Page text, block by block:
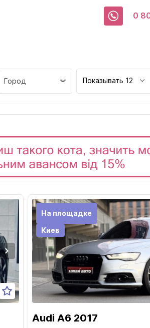
0
Город
Днепр
Запорожье
Ивано-Франковск
Кривой рог
Кропивницкий
Луцк
Львов
Николаев
Одесса
Полтава
Показывать 12
На площадке
Киев
Audi A6 2017